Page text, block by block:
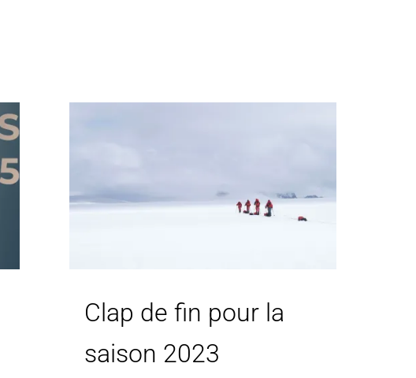
Clap de fin pour la
saison 2023